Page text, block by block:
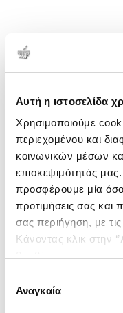
Αυτή η ιστοσελίδα
Χρησιμοποιούμε
περιεχομένου και
κοινωνικών μέσων
επισκεψιμότητάς
προσφέρουμε μία όσο
προτιμήσεις σας και
σας περιήγηση, με
Κάνοντας κλικ στην ‘’
ενδιαφέρουν και να
συγκατάθεσης
Αναγκαία